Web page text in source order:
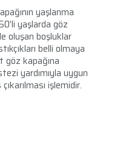
yaşlanma
yaşlarda göz
oluşan boşluklar
belli olmaya
göz kapağına
yardımıyla uygun
işlemidir.